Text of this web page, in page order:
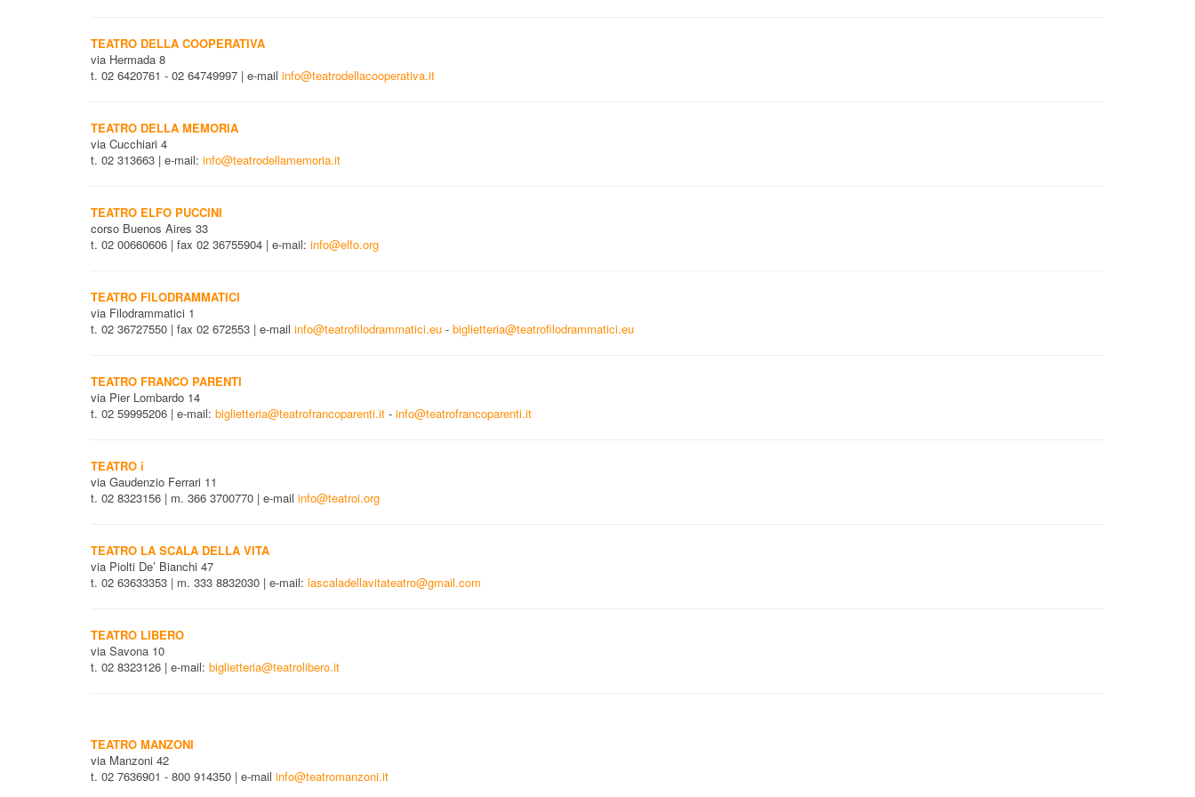
TEATRO DELLA COOPERATIVA
via Hermada 8
t. 02 6420761 - 02 64749997 | e-mail info@teatrodellacooperativa.it
TEATRO DELLA MEMORIA
via Cucchiari 4
t. 02 313663 | e-mail: info@teatrodellamemoria.it
TEATRO ELFO PUCCINI
corso Buenos Aires 33
t. 02 00660606 | fax 02 36755904 | e-mail: info@elfo.org
TEATRO FILODRAMMATICI
via Filodrammatici 1
t. 02 36727550 | fax 02 672553 | e-mail info@teatrofilodrammatici.eu - biglietteria@teatrofilodrammatici.eu
TEATRO FRANCO PARENTI
via Pier Lombardo 14
t. 02 59995206 | e-mail: biglietteria@teatrofrancoparenti.it - info@teatrofrancoparenti.it
TEATRO i
via Gaudenzio Ferrari 11
t. 02 8323156 | m. 366 3700770 | e-mail info@teatroi.org
TEATRO LA SCALA DELLA VITA
via Piolti De’ Bianchi 47
t. 02 63633353 | m. 333 8832030 | e-mail: lascaladellavitateatro@gmail.com
TEATRO LIBERO
via Savona 10
t. 02 8323126 | e-mail: biglietteria@teatrolibero.it
TEATRO MANZONI
via Manzoni 42
t. 02 7636901 - 800 914350 | e-mail info@teatromanzoni.it